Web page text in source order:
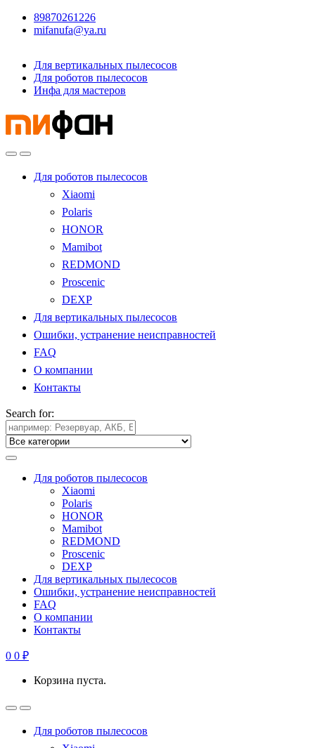
89870261226
mifanufa@ya.ru
Для вертикальных пылесосов
Для роботов пылесосов
Инфа для мастеров
Для роботов пылесосов
Xiaomi
Polaris
HONOR
Mamibot
REDMOND
Proscenic
DEXP
Для вертикальных пылесосов
Ошибки, устранение неисправностей
FAQ
О компании
Контакты
Search for:
Для роботов пылесосов
Xiaomi
Polaris
HONOR
Mamibot
REDMOND
Proscenic
DEXP
Для вертикальных пылесосов
Ошибки, устранение неисправностей
FAQ
О компании
Контакты
0 0 ₽
Корзина пуста.
Для роботов пылесосов